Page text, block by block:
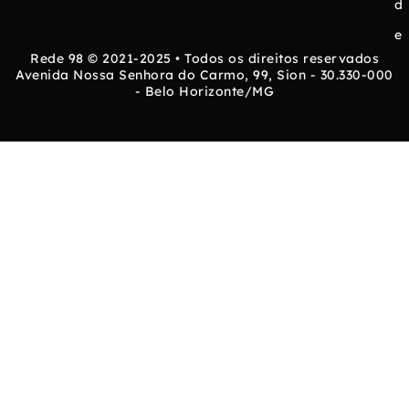
d
e
Rede 98 © 2021-2025 • Todos os direitos reservados
Avenida Nossa Senhora do Carmo, 99, Sion - 30.330-000
- Belo Horizonte/MG